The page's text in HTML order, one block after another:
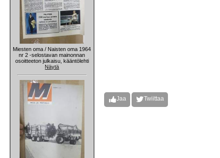
Miesten oma / Naisten oma 1964
nr 2 -selostavan mainonnan
osoitteeton julkaisu, kääntölehti
Näytä
Jaa Twiittaa